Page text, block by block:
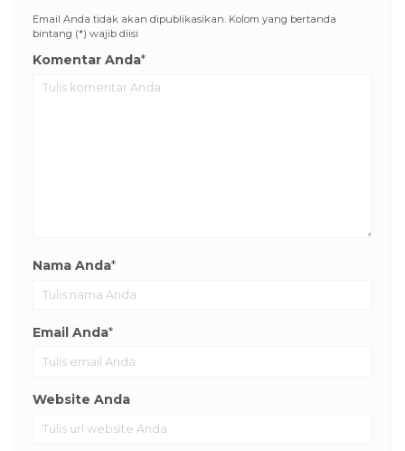
Email Anda tidak akan dipublikasikan. Kolom yang bertanda
bintang (*) wajib diisi
Komentar Anda*
Nama Anda*
Email Anda*
Website Anda